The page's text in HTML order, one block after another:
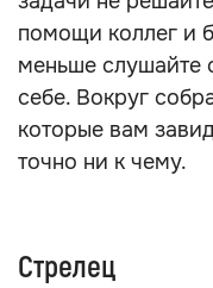
помощи коллег и
меньше слушайте
себе. Вокруг
которые вам
точно ни к чему.
Стрелец